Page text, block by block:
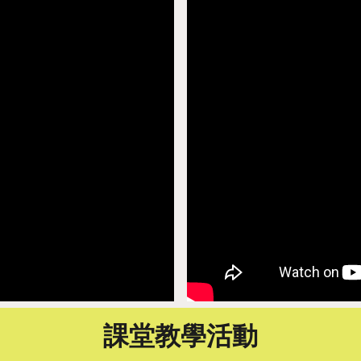
課堂教學活動